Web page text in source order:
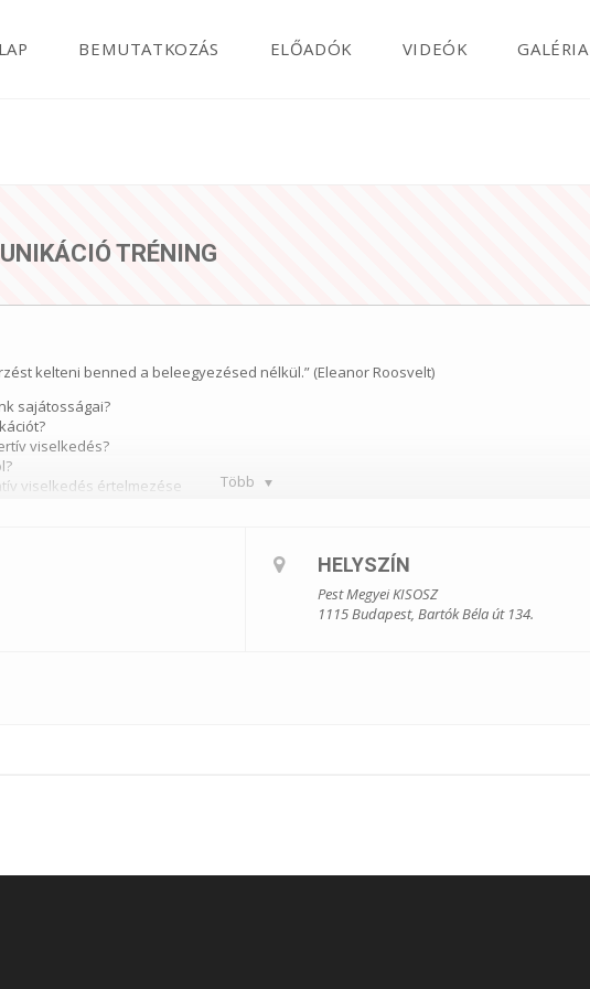
BEMUTATKOZÁS ELŐADÓK VIDEÓK GALÉRIA
TRÉNING
Több
kelteni benned a beleegyezésed nélkül.” (Eleanor Roosvelt)
sajátosságai?
viselkedés?
viselkedés értelmezése
HELYSZÍN
Pest Megyei KISOSZ
1115 Budapest, Bartók Béla út 134.